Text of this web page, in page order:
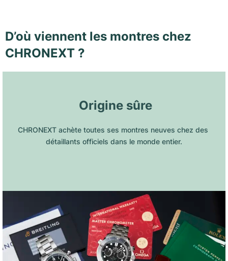
D’où viennent les montres chez
CHRONEXT ?
Origine sûre
CHRONEXT achète toutes ses montres neuves chez des
détaillants officiels dans le monde entier.